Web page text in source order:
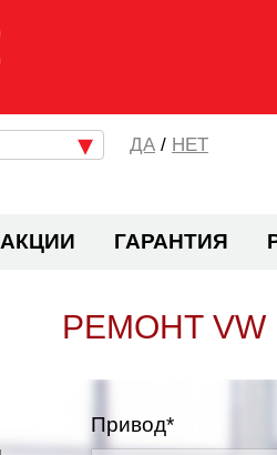
/ НЕТ
АКЦИИ ГАРАНТИЯ
РЕМОНТ VW
Привод*